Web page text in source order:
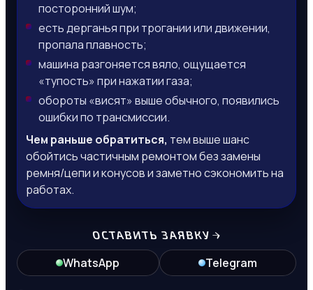
посторонний шум;
есть дерганья при трогании или движении,
пропала плавность;
машина разгоняется вяло, ощущается
«тупость» при нажатии газа;
обороты «висят» выше обычного, появились
ошибки по трансмиссии.
Чем раньше обратиться, тем выше шанс
обойтись частичным ремонтом без замены
ремня/цепи и конусов и заметно сэкономить на
работах.
ОСТАВИТЬ ЗАЯВКУ
WhatsApp Telegram